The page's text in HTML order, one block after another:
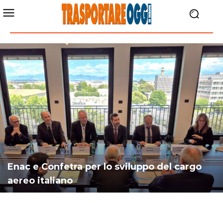
Enac e Confetra per lo sviluppo del cargo
aereo italiano